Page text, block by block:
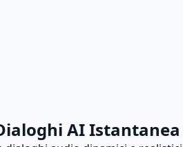
AI Istantanea